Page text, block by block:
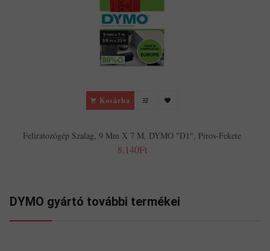
Kosárba
Feliratozógép Szalag, 9 Mm X 7 M, DYMO "D1", Piros-Fekete
8,140Ft
DYMO gyártó további termékei